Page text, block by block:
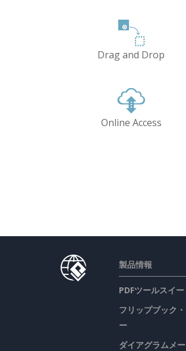
Drag and Drop
Online Access
製品情報
PDFツールスイー
フリップブック
ー
ダイアグラムメ